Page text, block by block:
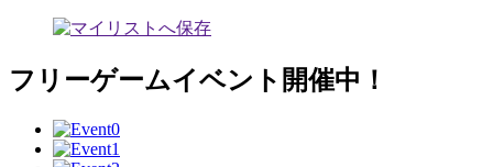
フリーゲームイベント開催中！